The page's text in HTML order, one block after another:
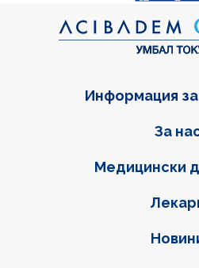
Фуутер навигация
За
Медицински
Информация